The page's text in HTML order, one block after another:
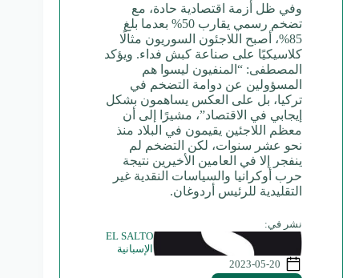
وفي ظل أزمة اقتصادية حادة، مع
تضخم رسمي يقارب 50% بعدما بلغ
85%، أصبح اللاجئون السوريون مثالًا
كلاسيكيًا على صناعة كبش فداء. ويؤكد
المصطفى: “المنفيون ليسوا هم
المسؤولين عن دوامة التضخم في
تركيا، بل على العكس يساهمون بشكل
إيجابي في الاقتصاد”، مشيرًا إلى أن
معظم اللاجئين يقيمون في البلاد منذ
نحو عشر سنوات، لكن التضخم لم
ينفجر إلا في العامين الأخيرين نتيجة
حرب أوكرانيا والسياسات النقدية غير
التقليدية للرئيس أردوغان.
نشر في:
EL SALTO
الإسبانية
2023-05-20